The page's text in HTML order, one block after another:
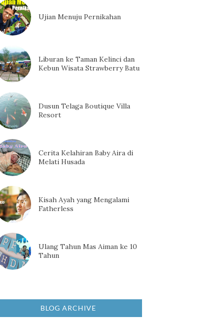
Ujian Menuju Pernikahan
Liburan ke Taman Kelinci dan
Kebun Wisata Strawberry Batu
Dusun Telaga Boutique Villa
Resort
Cerita Kelahiran Baby Aira di
Melati Husada
Kisah Ayah yang Mengalami
Fatherless
Ulang Tahun Mas Aiman ke 10
Tahun
BLOG ARCHIVE